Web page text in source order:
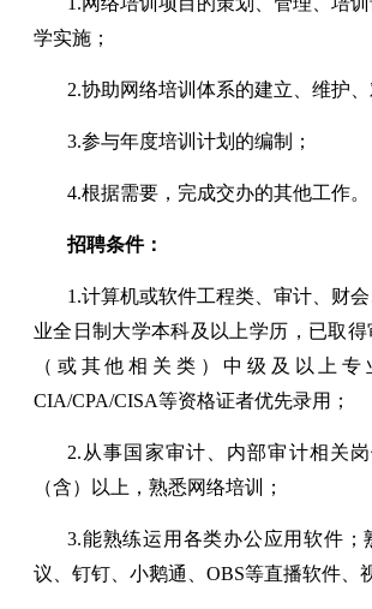
学实施；
2.协助网络培训体系的建立、维护、
3.参与年度培训计划的编制；
4.根据需要，完成交办的其他工作。
招聘条件：
1.计算机或软件工程类、审计、财
业全日制大学本科及以上学历，已取
（或其他相关类）中级及以上
CIA/CPA/CISA等资格证者优先录用；
2.从事国家审计、内部审计相关
（含）以上，熟悉网络培训；
3.能熟练运用各类办公应用软件；
议、钉钉、小鹅通、OBS等直播软件、